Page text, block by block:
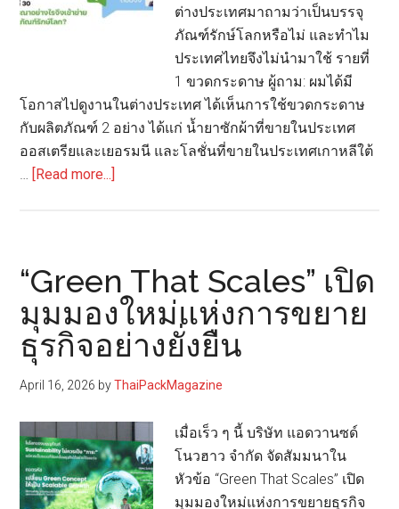
ต่างประเทศมาถามว่าเป็นบรรจุ
ภัณฑ์รักษ์โลกหรือไม่ และทำไม
ประเทศไทยจึงไม่นำมาใช้ รายที่
1 ขวดกระดาษ ผู้ถาม: ผมได้มี
โอกาสไปดูงานในต่างประเทศ ได้เห็นการใช้ขวดกระดาษ
กับผลิตภัณฑ์ 2 อย่าง ได้แก่ น้ำยาซักผ้าที่ขายในประเทศ
ออสเตรียและเยอรมนี และโลชั่นที่ขายในประเทศเกาหลีใต้
…
[Read more...]
เรื่อง
ที่
30:
พิจารณา
อย่างไร
เข้า
ข่าย
บรรจุ
ภัณฑ์
“Green That Scales” เปิด
มุมมองใหม่แห่งการขยาย
ธุรกิจอย่างยั่งยืน
April 16, 2026 byThaiPackMagazine
เมื่อเร็ว ๆ นี้ บริษัท แอดวานซด์
โนวฮาว จำกัด จัดสัมมนาใน
หัวข้อ “Green That Scales” เปิด
มุมมองใหม่แห่งการขยายธุรกิจ